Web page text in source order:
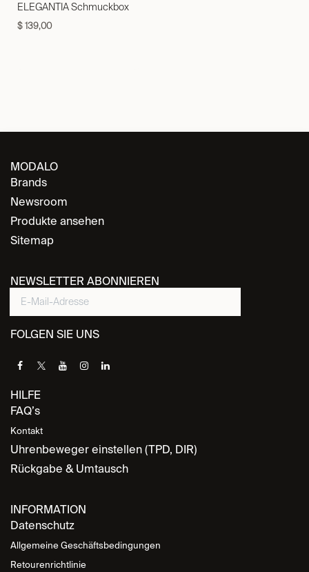
ELEGANTIA Schmuckbox
$139,00
MODALO
Brands
Newsroom
Produkte ansehen
Sitemap
NEWSLETTER ABONNIEREN
FOLGEN SIE UNS
HILFE
FAQ’s
Kontakt
Uhrenbeweger einstellen (TPD, DIR)
Rückgabe & Umtausch
INFORMATION
Datenschutz
Allgemeine Geschäftsbedingungen
Retourenrichtlinie